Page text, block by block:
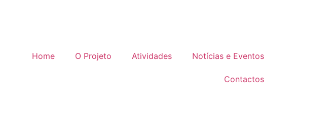
Home O Projeto Atividades Notícias e Eventos
Contactos